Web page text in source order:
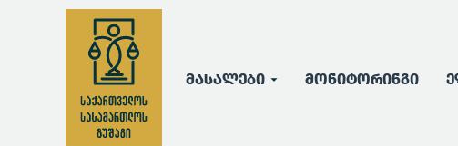
მასალები მონიტორინგი